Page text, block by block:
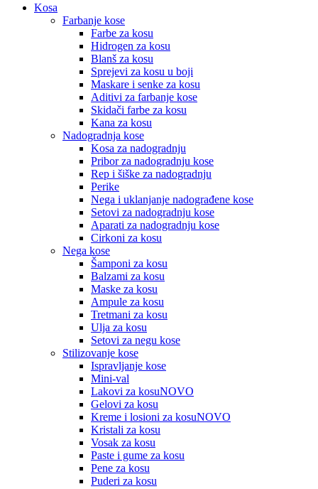
Kosa
Farbanje kose
Farbe za kosu
Hidrogen za kosu
Blanš za kosu
Sprejevi za kosu u boji
Maskare i senke za kosu
Aditivi za farbanje kose
Skidači farbe za kosu
Kana za kosu
Nadogradnja kose
Kosa za nadogradnju
Pribor za nadogradnju kose
Rep i šiške za nadogradnju
Perike
Nega i uklanjanje nadograđene kose
Setovi za nadogradnju kose
Aparati za nadogradnju kose
Cirkoni za kosu
Nega kose
Šamponi za kosu
Balzami za kosu
Maske za kosu
Ampule za kosu
Tretmani za kosu
Ulja za kosu
Setovi za negu kose
Stilizovanje kose
Ispravljanje kose
Mini-val
Lakovi za kosuNOVO
Gelovi za kosu
Kreme i losioni za kosuNOVO
Kristali za kosu
Vosak za kosu
Paste i gume za kosu
Pene za kosu
Puderi za kosu